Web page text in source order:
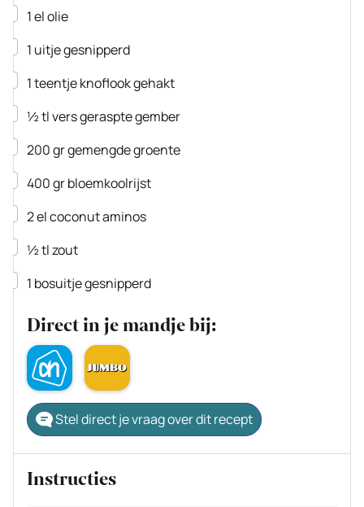
▢
1elolie
▢
1 uitjegesnipperd
▢
1teentjeknoflookgehakt
▢
½tlvers geraspte gember
▢
200grgemengde groente
▢
400grbloemkoolrijst
▢
2elcoconut aminos
▢
½tlzout
▢
1 bosuitjegesnipperd
Direct in je mandje bij:
Stel direct je vraag over dit recept
Instructies